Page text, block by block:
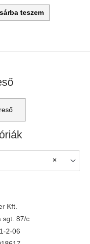
teszem
×
Kft.
sgt. 87/c
2-06